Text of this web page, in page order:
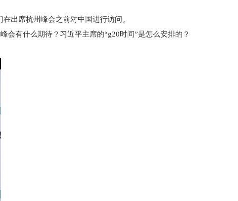
出席杭州峰会之前对中国进行访问。
会有什么期待？习近平主席的“g20时间”是怎么安排的？